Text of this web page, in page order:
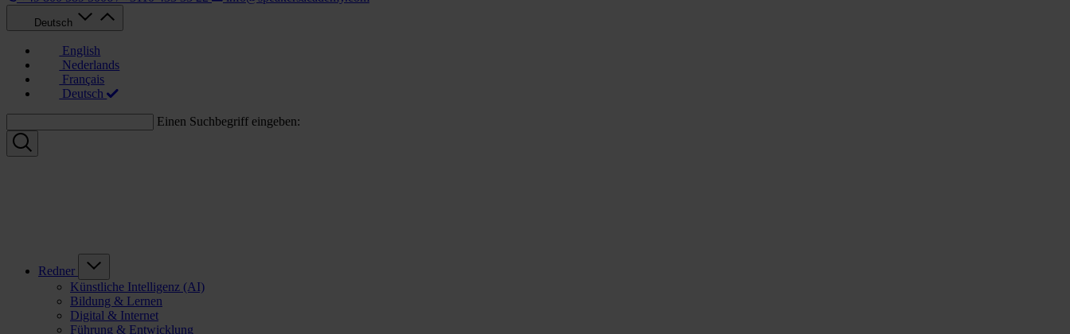
Deutsch
English
Nederlands
Français
Deutsch
Einen Suchbegriff eingeben:
Redner
Künstliche Intelligenz (AI)
Bildung & Lernen
Digital & Internet
Führung & Entwicklung